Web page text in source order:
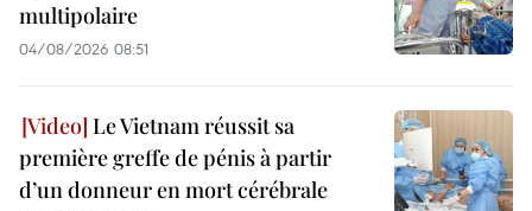
multipolaire
04/08/2026 08:51
Le Vietnam réussit sa
première greffe de pénis à partir
d’un donneur en mort cérébrale